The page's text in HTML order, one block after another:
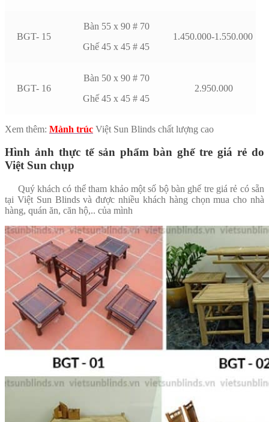
BGT- 15
Bàn 55 x 90 # 70
Ghế 45 x 45 # 45
1.450.000-1.550.000
BGT- 16
Bàn 50 x 90 # 70
Ghế 45 x 45 # 45
2.950.000
Xem thêm: Mành trúc Việt Sun Blinds chất lượng cao
Hình ảnh thực tế sản phẩm bàn ghế tre giá rẻ do
Việt Sun chụp
Quý khách có thể tham khảo một số bộ bàn ghế tre giá rẻ có sẵn
tại Việt Sun Blinds và được nhiều khách hàng chọn mua cho nhà
hàng, quán ăn, căn hộ,.. của mình